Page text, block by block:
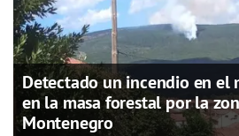
Detectado un incendio en el
en la masa forestal por la
Montenegro